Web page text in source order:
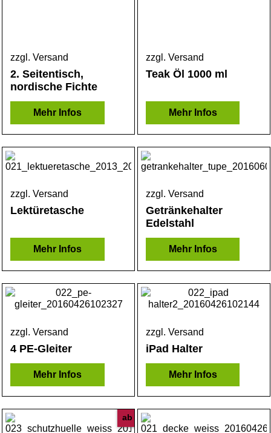
zzgl. Versand
2. Seitentisch,
nordische Fichte
Mehr Infos
zzgl. Versand
Teak Öl 1000 ml
Mehr Infos
zzgl. Versand
Lektüretasche
Mehr Infos
zzgl. Versand
Getränkehalter
Edelstahl
Mehr Infos
zzgl. Versand
4 PE-Gleiter
Mehr Infos
zzgl. Versand
iPad Halter
Mehr Infos
ab